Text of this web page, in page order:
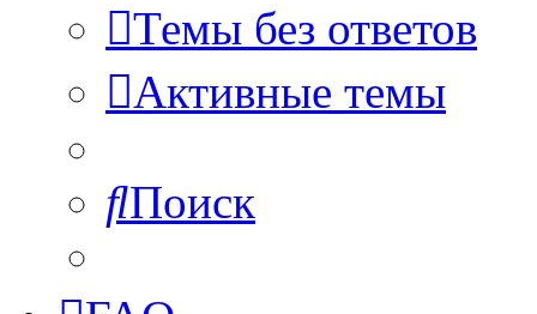
Темы без ответов
Активные темы
Поиск